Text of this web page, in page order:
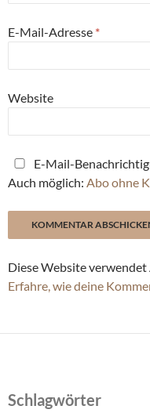
E-Mail-Adresse *
Website
E-Mail-
Auch möglich: Abo ohne
Diese Website verwendet
Erfahre, wie deine
Schlagwörter